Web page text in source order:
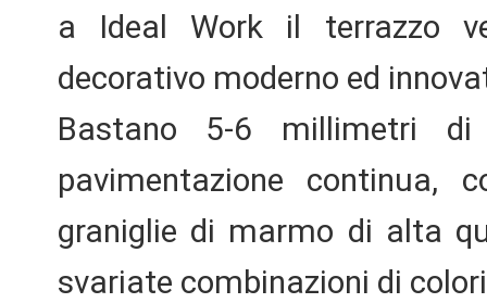
a Ideal Work il terrazzo
decorativo moderno ed
Bastano 5-6 millimetri di
pavimentazione continua,
graniglie di marmo di alta
svariate combinazioni di